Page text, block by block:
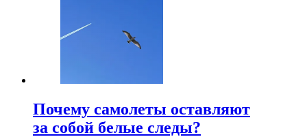
Почему самолеты оставляют
за собой белые следы?